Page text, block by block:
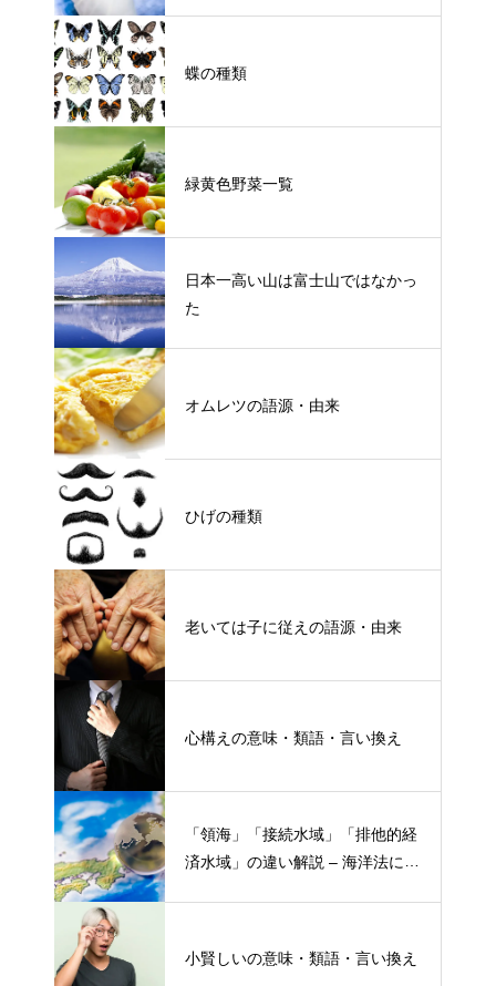
蝶の種類
緑黄色野菜一覧
日本一高い山は富士山ではなかっ
た
オムレツの語源・由来
ひげの種類
老いては子に従えの語源・由来
心構えの意味・類語・言い換え
「領海」「接続水域」「排他的経
済水域」の違い解説 – 海洋法にお
小賢しいの意味・類語・言い換え